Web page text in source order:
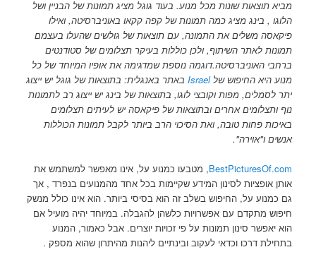
מביא תוצאות שונות מכל מנוע. בעוד גוגל מציג תמונות של הבניין ושל
הלוגו , בינג מציג כמה תמונות של קפה קקאו באוניברסיטה, ואילו
פיקאסה משלים את התמונה, עם תוצאות של גולשים שהעלו בעצמם
תמונות לאתר השיתוף, ולכן כוללות בעיקר תצלומים של סטודנטים
ברחבי האוניברסיטה.דוגמה נוספת שמדגימה את אופיו המיוחד של כל
מנוע היא החיפוש שלIsrael באתר באנגלית: בתוצאות של גוגל יש ייצוג
יתר לסמלים, מפות וקובצי לוגו, בתוצאות של בינג יש ייצוג רב לתמונות
נוף ותצלומים אחרים ובתוצאות של פיקאסה יש לעיתים תצלומים
באיכות פחות טובה, ואת הסיכוי הרב ביותר לקבל תמונות הכוללות
אנשים ו"אוירה".
BestPicturesOf.com, מטבעו כמנוע על, אינו מאפשר למשתמש את
אותן אופציות לסינון המידע שקיימות בכל אחד מהמנועים בנפרד , אך
גם כמנוע על, החיפוש בשלב זה הוא בסיסי ביותר. הוא אינו כולל מנשק
חיפוש מתקדם עם אפשרויות כלשהן להגבלה. במיוחד יהיה מועיל אם
הוא יאפשר סינון תמונות על פי זכויות יוצרים. אבל כאמור, המנוע
בתחילת דרכו וכדאי לעקוב ובינתיים ליהנות מהיתרון שהוא מספק .